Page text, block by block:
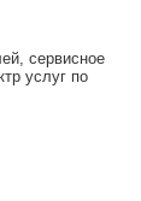
сервисное
услуг по